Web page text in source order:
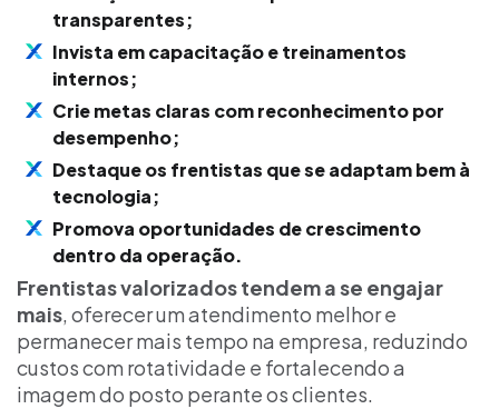
transparentes;
Invista em capacitação e treinamentos
internos;
Crie metas claras com reconhecimento por
desempenho;
Destaque os frentistas que se adaptam bem à
tecnologia;
Promova oportunidades de crescimento
dentro da operação.
Frentistas valorizados tendem a se engajar
mais, oferecer um atendimento melhor e
permanecer mais tempo na empresa, reduzindo
custos com rotatividade e fortalecendo a
imagem do posto perante os clientes.